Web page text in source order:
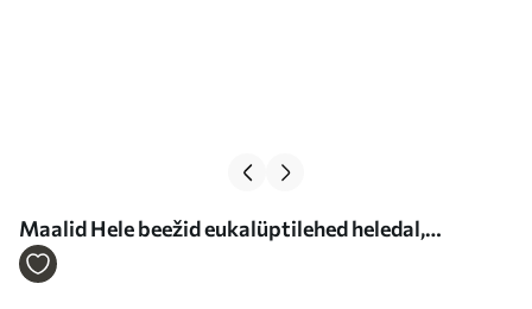
Maalid Hele beežid eukalüptilehed heledal,
tekstuurse taustal Nr m30692